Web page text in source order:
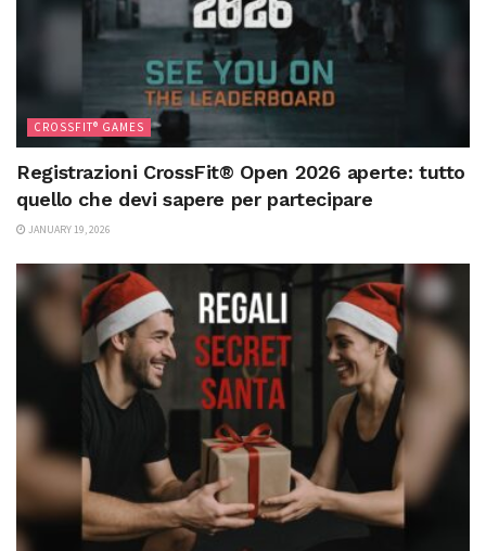
CROSSFIT® GAMES
Registrazioni CrossFit® Open 2026 aperte: tutto
quello che devi sapere per partecipare
JANUARY 19, 2026